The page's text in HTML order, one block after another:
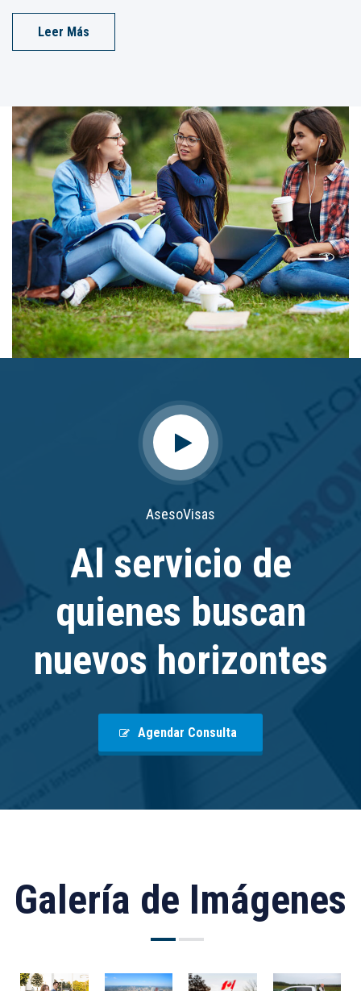
Leer Más
AsesoVisas
Al servicio de
quienes buscan
nuevos horizontes
Agendar Consulta
Galería de Imágenes